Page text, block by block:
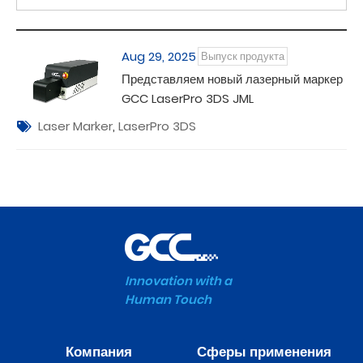
Aug 29, 2025 Выпуск продукта
Представляем новый лазерный маркер
GCC LaserPro 3DS JML
Laser Marker, LaserPro 3DS
Innovation with a
Human Touch
Компания Сферы применения